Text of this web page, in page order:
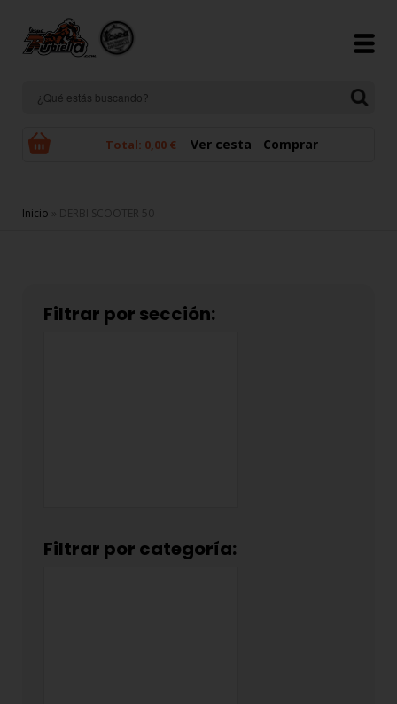
Total: 0,00 € Ver cesta Comprar
Se encuentra usted aquí
Inicio » DERBI SCOOTER 50
Filtrar por sección:
Filtrar por categoría: